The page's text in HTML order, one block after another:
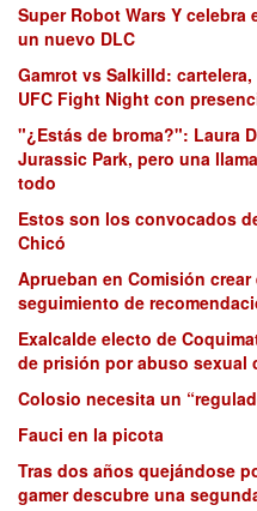
Super Robot Wars Y
un nuevo DLC
Gamrot vs Salkilld:
UFC Fight Night con
"¿Estás de broma?": Laura
Jurassic Park, pero una
todo
Estos son los convocados
Chicó
Aprueban en Comisión
seguimiento de
Exalcalde electo de
de prisión por abuso sexual
Colosio necesita un
Fauci en la picota
Tras dos años quejándose
gamer descubre una